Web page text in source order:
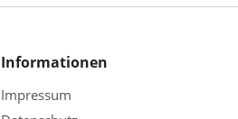
Informationen
Impressum